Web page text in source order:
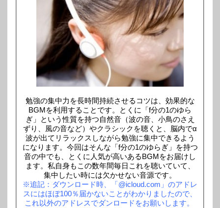
勉強の集中力を長時間持続させるコツは、効果的な
BGMを利用することです。とくに「f分の1のゆら
ぎ」という性質を持つ自然音（波の音、小鳥のさえ
ずり、風の音など）やクラシックを聴くと、脳内でα
波が出てリラックスしながら勉強に集中できるよう
になります。今回はそんな「f分の1のゆらぎ」を持つ
音の中でも、とくに人気が高いあるBGMをお届けし
ます。私自身もこの数年間毎日これを聴いていて、
集中したい時には欠かせない音源です。
※追記：ダウンロード時、「@icloud.com」のアドレ
スにはほぼ100％届かないことがわかりましたので、
これ以外のアドレスでダンロードをお願いします。